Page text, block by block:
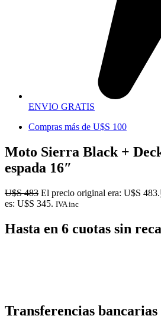
ENVIO GRATIS
Compras más de U$S 100
Moto Sierra Black +
espada 16″
U$S483 El precio original era: U$S 483.
es: U$S 345. IVA inc
Hasta en 6 cuotas sin
Transferencias bancarias